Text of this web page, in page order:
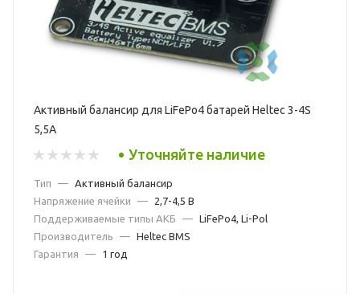
Активный балансир для LiFePo4 батарей Heltec 3-4S
5,5A
Уточняйте наличие
Тип — Активный балансир
Напряжение ячейки
—
2,7-4,5 В
Поддерживаемые типы АКБ
— LiFePo4, Li-Pol
Производитель
— Heltec BMS
Гарантия
— 1 год